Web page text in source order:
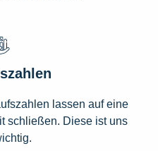
lassen auf eine
schließen. Diese ist uns